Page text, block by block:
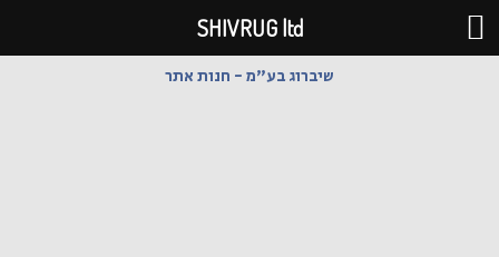
דילוג
לתוכן
שיברוג בע"מ - חנות אתר
SHIVRUG ltd